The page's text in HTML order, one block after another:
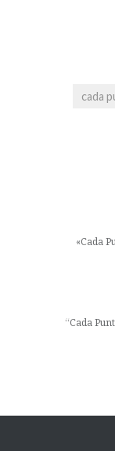
cada
entradas«Cada
“Cada